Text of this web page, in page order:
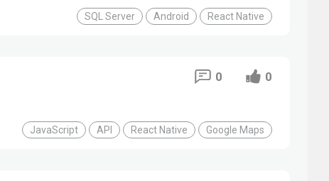
SQL Server Android React Native
JavaScript API React Native Google Maps
0 0